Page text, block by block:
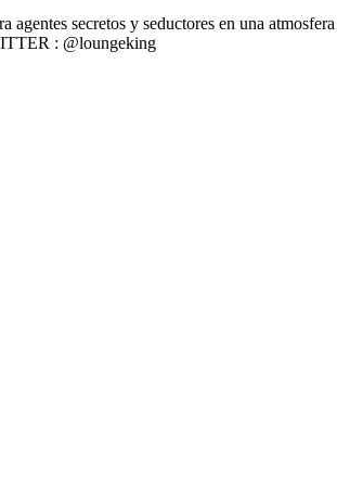
secretos y seductores en una
: @loungeking